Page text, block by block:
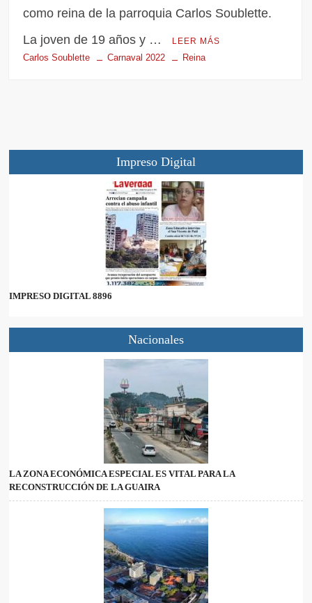
como reina de la parroquia Carlos Soublette.
La joven de 19 años y …
LEER MÁS
Carlos Soublette Carnaval 2022 Reina
Impreso Digital
IMPRESO DIGITAL 8896
Nacionales
LA ZONA ECONÓMICA ESPECIAL ES VITAL PARA LA
RECONSTRUCCIÓN DE LA GUAIRA